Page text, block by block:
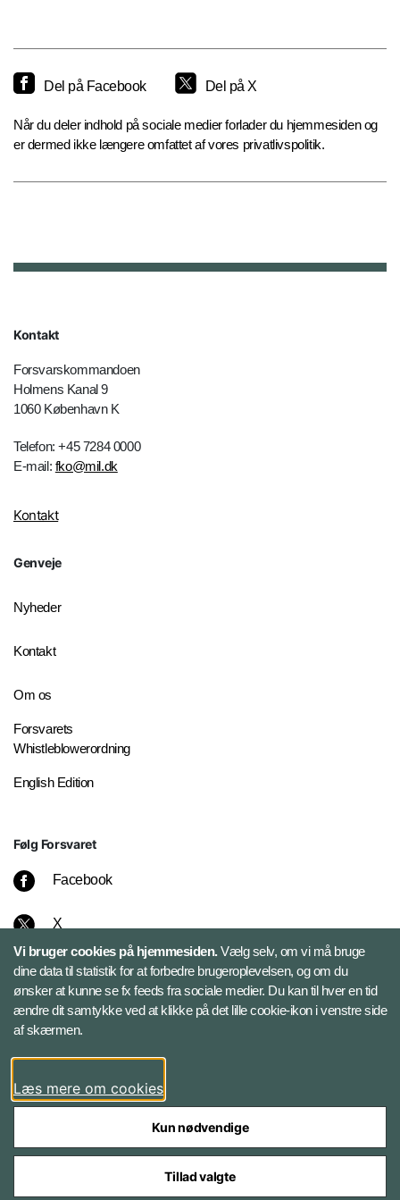
Del på Facebook Del på X
Når du deler indhold på sociale medier forlader du hjemmesiden og
er dermed ikke længere omfattet af vores privatlivspolitik.
Kontakt
Forsvarskommandoen
Holmens Kanal 9
1060 København K
Telefon: +45 7284 0000
E-mail: fko@mil.dk
Kontakt
Genveje
Nyheder
Kontakt
Om os
Forsvarets
Whistleblowerordning
English Edition
Følg Forsvaret
Facebook
X
Instagram
Bluesky
LinkedIn
Vi bruger cookies på hjemmesiden.Vælg selv, om vi må bruge
dine data til statistik for at forbedre brugeroplevelsen, og om du
ønsker at kunne se fx feeds fra sociale medier. Du kan til hver en tid
ændre dit samtykke ved at klikke på det lille cookie-ikon i venstre side
af skærmen.
Læs mere om cookies
Kun nødvendige
Tillad valgte